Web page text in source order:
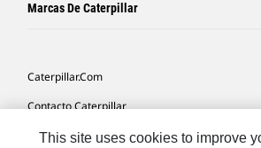
Marcas De Caterpillar
Caterpillar.com
Contacto Caterpillar
Mis Preferencias De Marketing
This site uses cookies to improve